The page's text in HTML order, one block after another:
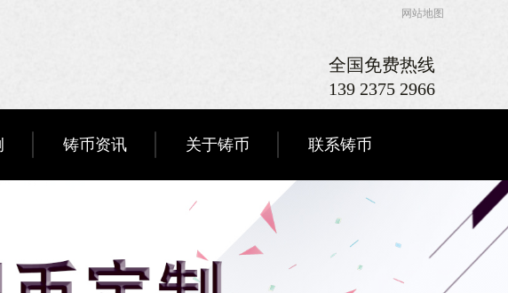
网站地图
全国免费热线
139 2375 2966
铸币资讯 关于铸币 联系铸币